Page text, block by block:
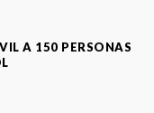
A 150 PERSONAS